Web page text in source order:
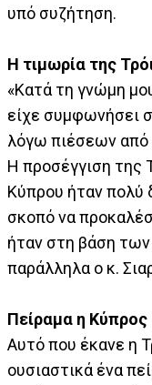
υπό συζήτηση.
Η τιμωρία της
«Κατά τη γνώμη
είχε συμφωνήσει
λόγω πιέσεων από
Η προσέγγιση της
Κύπρου ήταν πολύ
σκοπό να
ήταν στη βάση
παράλληλα ο κ.
Πείραμα η Κύπρος
Αυτό που έκανε η
ουσιαστικά ένα